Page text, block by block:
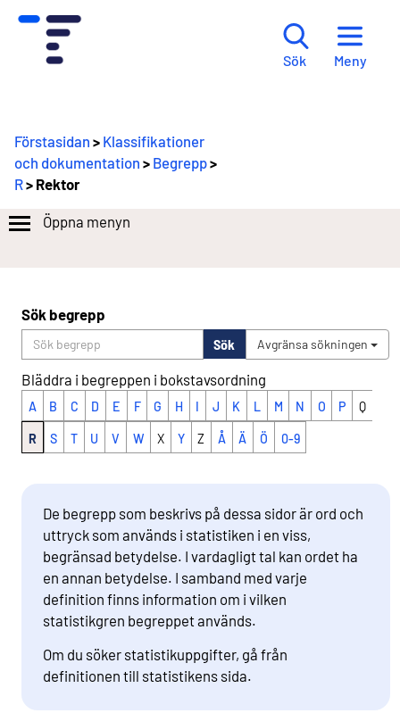
Sök Meny
Förstasidan > Klassifikationer
och dokumentation > Begrepp>
R> Rektor
Öppna menyn
Sök begrepp
Sök Avgränsa sökningen
Bläddra i begreppen i bokstavsordning
A B C D E F G H I J K L M N O P Q
R S T U V W X Y Z Å Ä Ö 0-9
De begrepp som beskrivs på dessa sidor är ord och
uttryck som används i statistiken i en viss,
begränsad betydelse. I vardagligt tal kan ordet ha
en annan betydelse. I samband med varje
definition finns information om i vilken
statistikgren begreppet används.
Om du söker statistikuppgifter, gå från
definitionen till statistikens sida.